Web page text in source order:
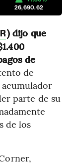
26,690.62
) dijo que
de
de
parte de su
de los